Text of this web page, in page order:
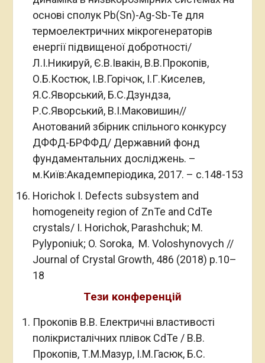
основі сполук Pb(Sn)-Ag-Sb-Te для
термоелектричних мікрогенераторів
енергії підвищеної добротності/
Л.І.Никируй, Є.В.Івакін, В.В.Прокопів,
О.Б.Костюк, І.В.Горічок, І.Г.Киселев,
Я.С.Яворський, Б.С.Дзундза,
Р.С.Яворський, В.І.Маковишин//
Анотований збірник спільного конкурсу
ДФФД-БРФФД/ Державний фонд
фундаментальних досліджень. –
м.Київ:Академперіодика, 2017. – с.148-153
Horichok I. Defects subsystem and
homogeneity region of ZnTe and CdTe
crystals/ I. Horichok, Parashchuk; M.
Pylyponiuk; O. Soroka, M. Voloshynovych //
Journal of Crystal Growth, 486 (2018) р.10–
18
Тези конференцій
Прокопів В.В. Електричні властивості
полікристалічних плівок CdTe / В.В.
Прокопів, Т.М.Мазур, І.М.Гасюк, Б.С.